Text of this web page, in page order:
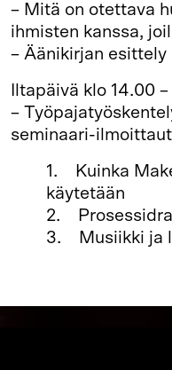
– Mitä on otettava
ihmisten kanssa,
– Äänikirjan esittely
Iltapäivä klo 14.00
–
seminaari-
1. Kuinka
käytetään
2.
3. Musiikki ja